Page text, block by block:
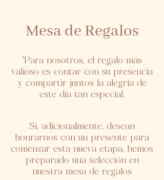
Mesa de Regalos
"Para nosotros, el regalo más
valioso es contar con su presencia
y compartir juntos la alegría de
este día tan especial.
Si, adicionalmente, desean
honrarnos con un presente para
comenzar esta nueva etapa, hemos
preparado una selección en
nuestra mesa de regalos